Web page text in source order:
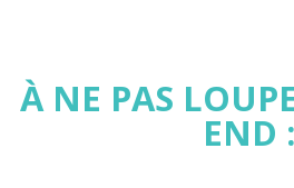
À NE PAS
END :